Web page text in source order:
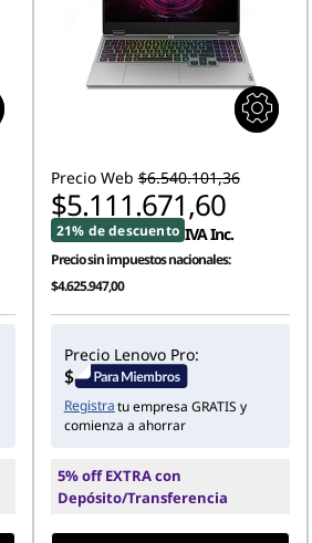
e
l
c
Precio Web $6.540.101,36
$5.111.671,60
21% de descuento IVA Inc.
Precio sin impuestos nacionales:
$4.625.947,00
Precio Lenovo Pro:
Registratu empresa GRATIS y
comienza a ahorrar
5% off EXTRA con
Depósito/Transferencia